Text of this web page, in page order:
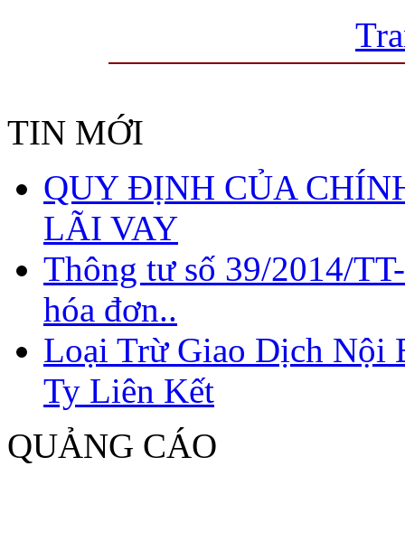
TIN MỚI
QUY ĐỊNH CỦA
LÃI VAY
Thông tư số 39/2014/
hóa đơn..
Loại Trừ Giao Dịch Nội
Ty Liên Kết
QUẢNG CÁO